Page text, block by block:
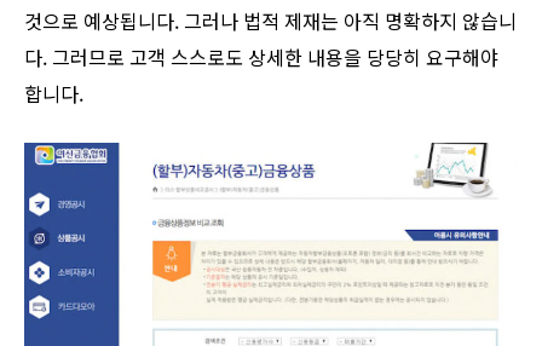
것으로 예상됩니다. 그러나 법적 제재는 아직 명확하지 않습니
다. 그러므로 고객 스스로도 상세한 내용을 당당히 요구해야
합니다.